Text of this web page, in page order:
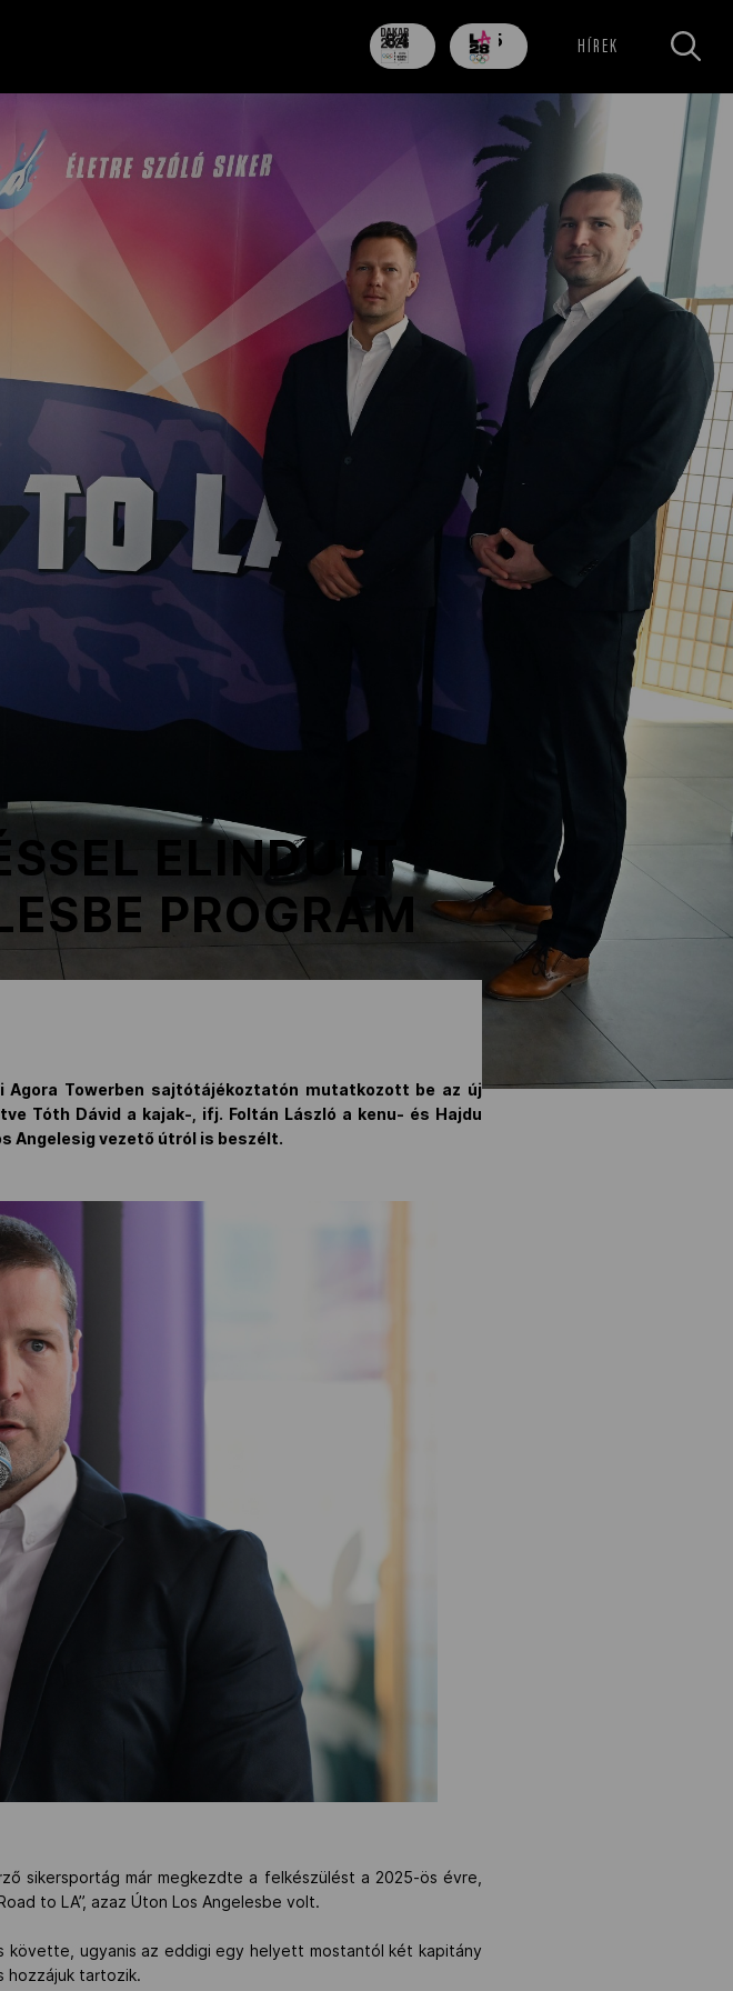
84
nap
705
nap HÍREK
ELINDULT
PROGRAM
Agora Towerben sajtótájékoztatón mutatkozott be az új
Tóth Dávid a kajak-, ifj. Foltán László a kenu- és Hajdu
Angelesig vezető útról is beszélt.
sikersportág már megkezdte a felkészülést a 2025-ös évre,
to LA”, azaz Úton Los Angelesbe volt.
követte, ugyanis az eddigi egy helyett mostantól két kapitány
hozzájuk tartozik.